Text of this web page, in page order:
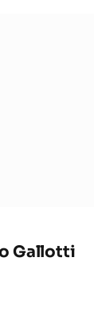
Gallotti